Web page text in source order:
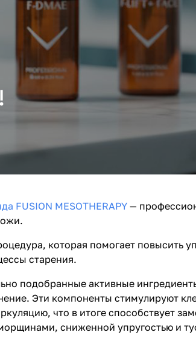
FUSION MESOTHERAPY —
которая помогает повысить
старения.
подобранные активные
Эти компоненты стимулируют
что в итоге способствует
сниженной упругостью и